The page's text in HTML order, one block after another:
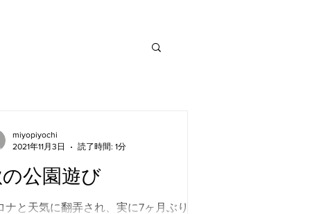
公園遊び
ナと天気に翻弄され、実に7ヶ月ぶりの平
miyopiyochi
2021年11月3日
読了時間: 1分